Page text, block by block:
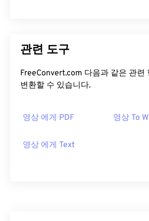
관련 도구
FreeConvert.com 다음과 같은 관련
변환할 수 있습니다.
영상 에게 PDF 영상 To
영상 에게 Text